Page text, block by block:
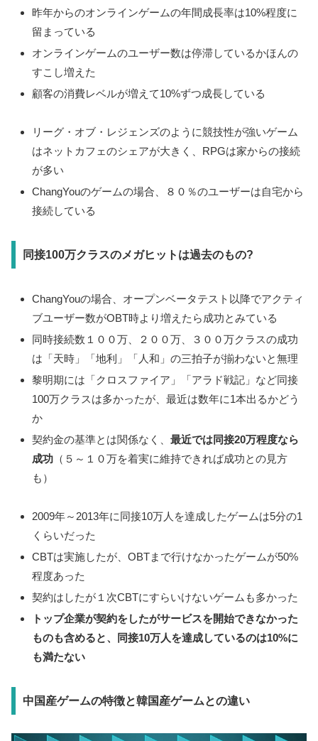
昨年からのオンラインゲームの年間成長率は10%程度に
留まっている
オンラインゲームのユーザー数は停滞しているかほんの
すこし増えた
顧客の消費レベルが増えて10%ずつ成長している
リーグ・オブ・レジェンズのように競技性が強いゲーム
はネットカフェのシェアが大きく、RPGは家からの接続
が多い
ChangYouのゲームの場合、８０％のユーザーは自宅から
接続している
同接100万クラスのメガヒットは過去のもの?
ChangYouの場合、オープンベータテスト以降でアクティ
ブユーザー数がOBT時より増えたら成功とみている
同時接続数１００万、２００万、３００万クラスの成功
は「天時」「地利」「人和」の三拍子が揃わないと無理
黎明期には「クロスファイア」「アラド戦記」など同接
100万クラスは多かったが、最近は数年に1本出るかどう
か
契約金の基準とは関係なく、 最近では同接20万程度なら
成功 （５～１０万を着実に維持できれば成功との見方
も）
2009年～2013年に同接10万人を達成したゲームは5分の1
くらいだった
CBTは実施したが、OBTまで行けなかったゲームが50%
程度あった
契約はしたが１次CBTにすらいけないゲームも多かった
トップ企業が契約をしたがサービスを開始できなかった
ものも含めると、同接10万人を達成しているのは10%に
も満たない
中国産ゲームの特徴と韓国産ゲームとの違い